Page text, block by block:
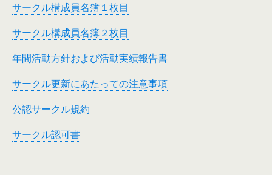
サークル構成員名簿１枚目
サークル構成員名簿２枚目
年間活動方針および活動実績報告書
サークル更新にあたっての注意事項
公認サークル規約
サークル認可書